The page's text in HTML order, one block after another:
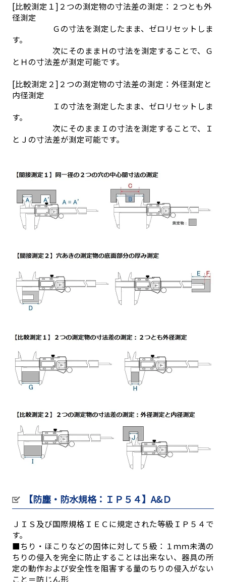
[比較測定１]２つの測定物の寸法差の測定：２つとも外
径測定
Ｇの寸法を測定したまま、ゼロリセットしま
す。
次にそのままＨの寸法を測定することで、Ｇ
とＨの寸法差が測定可能です。
[比較測定２]２つの測定物の寸法差の測定：外径測定と
内径測定
Ｉの寸法を測定したまま、ゼロリセットしま
す。
次にそのままＩの寸法を測定することで、Ｉ
とＪの寸法差が測定可能です。
【防塵・防水規格：ＩＰ５４】A&Ｄ
ＪＩＳ及び国際規格ＩＥＣに規定された等級ＩＰ５４で
す。
■ちり・ほこりなどの固体に対して５級：１ｍｍ未満の
ちりの侵入を完全に防止することは出来ない、器具の所
定の動作および安全性を阻害する量のちりの侵入がない
こと＝防じん形